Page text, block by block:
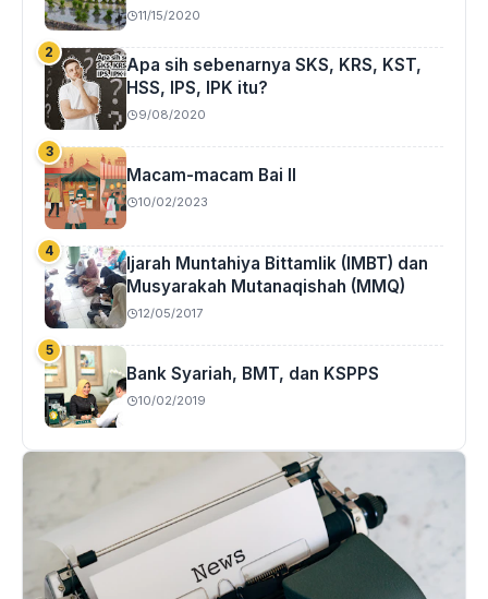
11/15/2020
Apa sih sebenarnya SKS, KRS, KST,
HSS, IPS, IPK itu?
9/08/2020
Macam-macam Bai II
10/02/2023
Ijarah Muntahiya Bittamlik (IMBT) dan
Musyarakah Mutanaqishah (MMQ)
12/05/2017
Bank Syariah, BMT, dan KSPPS
10/02/2019